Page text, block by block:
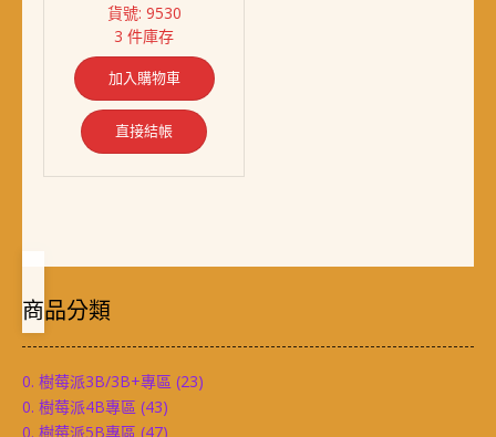
價
格：
NT$ 242。NT$ 238。
貨號: 9530
3 件庫存
加入購物車
直接結帳
商品分類
0. 樹莓派3B/3B+專區 (23)
0. 樹莓派4B專區 (43)
0. 樹莓派5B專區 (47)